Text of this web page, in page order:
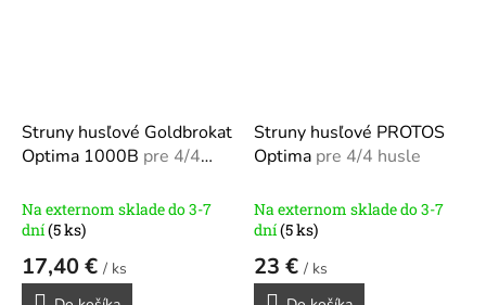
Struny husľové Goldbrokat
Optima 1000B pre 4/4
Na externom sklade do 3-7
dní(5 ks)
17,40 € / ks
Struny husľové PROTOS
Optima pre 4/4 husle
Na externom sklade do 3-7
dní(5 ks)
23 € / ks